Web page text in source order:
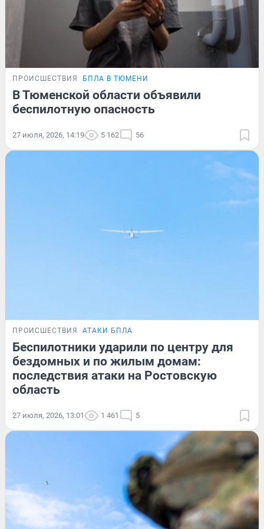
ПРОИСШЕСТВИЯ БПЛА В ТЮМЕНИ
В Тюменской области объявили
беспилотную опасность
27 июля, 2026, 14:19 5 162 56
ПРОИСШЕСТВИЯ АТАКИ БПЛА
Беспилотники ударили по центру для
бездомных и по жилым домам:
последствия атаки на Ростовскую
область
27 июля, 2026, 13:01 1 461 5